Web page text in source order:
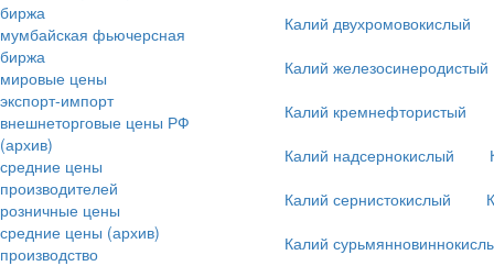
биржа
мумбайская фьючерсная
биржа
мировые цены
экспорт-импорт
внешнеторговые цены РФ
(архив)
средние цены
производителей
розничные цены
средние цены (архив)
производство
Калий двухромовокислый
Калий железосинеродистый
Калий кремнефтористый
Калий надсернокислый
Калий сернистокислый
Калий